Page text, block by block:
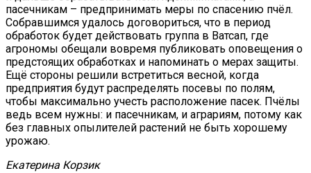
пасечникам – предпринимать меры по спасению пчёл.
Собравшимся удалось договориться, что в период
обработок будет действовать группа в Ватсап, где
агрономы обещали вовремя публиковать оповещения о
предстоящих обработках и напоминать о мерах защиты.
Ещё стороны решили встретиться весной, когда
предприятия будут распределять посевы по полям,
чтобы максимально учесть расположение пасек. Пчёлы
ведь всем нужны: и пасечникам, и аграриям, потому как
без главных опылителей растений не быть хорошему
урожаю.
Екатерина Корзик